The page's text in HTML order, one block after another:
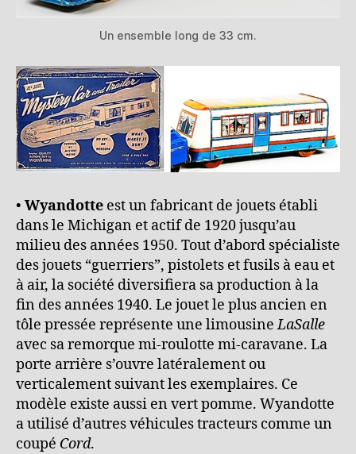
Un ensemble long de 33 cm.
• Wyandotte est un fabricant de jouets établi
dans le Michigan et actif de 1920 jusqu’au
milieu des années 1950. Tout d’abord spécialiste
des jouets “guerriers”, pistolets et fusils à eau et
à air, la société diversifiera sa production à la
fin des années 1940. Le jouet le plus ancien en
tôle pressée représente une limousineLaSalle
avec sa remorque mi-roulotte mi-caravane. La
porte arrière s’ouvre latéralement ou
verticalement suivant les exemplaires. Ce
modèle existe aussi en vert pomme. Wyandotte
a utilisé d’autres véhicules tracteurs comme un
coupé Cord.